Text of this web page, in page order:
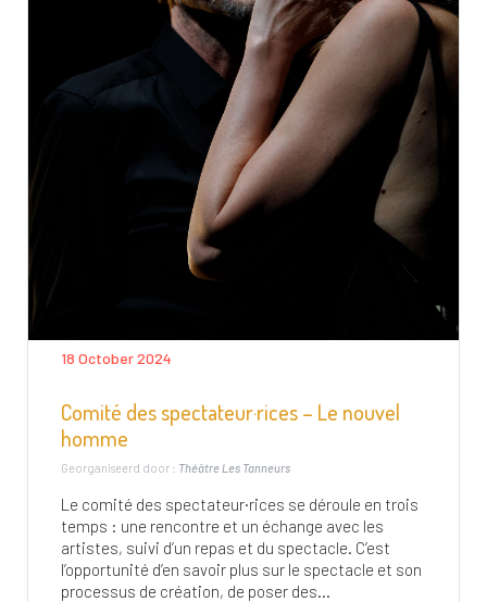
18 October 2024
Comité des spectateur·rices – Le nouvel
homme
Georganiseerd door : Théâtre Les Tanneurs
Le comité des spectateur·rices se déroule en trois
temps : une rencontre et un échange avec les
artistes, suivi d’un repas et du spectacle. C’est
l’opportunité d’en savoir plus sur le spectacle et son
processus de création, de poser des...